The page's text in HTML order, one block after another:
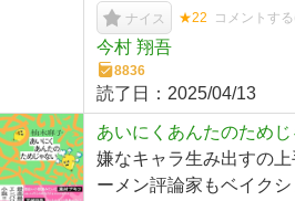
ナイス ★22 コメントす
今村 翔吾
8836
読了日： 2025/04/13
あいにくあんたのため
嫌なキャラ生み出すの
ーメン評論家もベイク